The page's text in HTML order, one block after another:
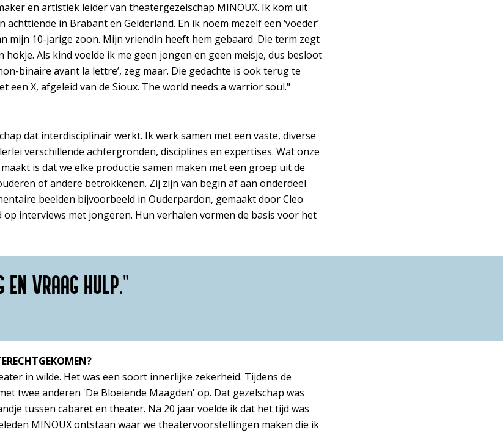
en artistiek leider van theatergezelschap MINOUX. Ik kom uit
achttiende in Brabant en Gelderland. En ik noem mezelf een ‘voeder’
mijn 10-jarige zoon. Mijn vriendin heeft hem gebaard. Die term zegt
hokje. Als kind voelde ik me geen jongen en geen meisje, dus besloot
binaire avant la lettre’, zeg maar. Die gedachte is ook terug te
een X, afgeleid van de Sioux. The world needs a warrior soul."
dat interdisciplinair werkt. Ik werk samen met een vaste, diverse
verschillende achtergronden, disciplines en expertises. Wat onze
is dat we elke productie samen maken met een groep uit de
of andere betrokkenen. Zij zijn van begin af aan onderdeel
beelden bijvoorbeeld in Ouderpardon, gemaakt door Cleo
op interviews met jongeren. Hun verhalen vormen de basis voor het
EN VRAAG HULP."
in wilde. Het was een soort innerlijke zekerheid. Tijdens de
twee anderen 'De Bloeiende Maagden' op. Dat gezelschap was
tussen cabaret en theater. Na 20 jaar voelde ik dat het tijd was
MINOUX ontstaan waar we theatervoorstellingen maken die ik
Inzoomen